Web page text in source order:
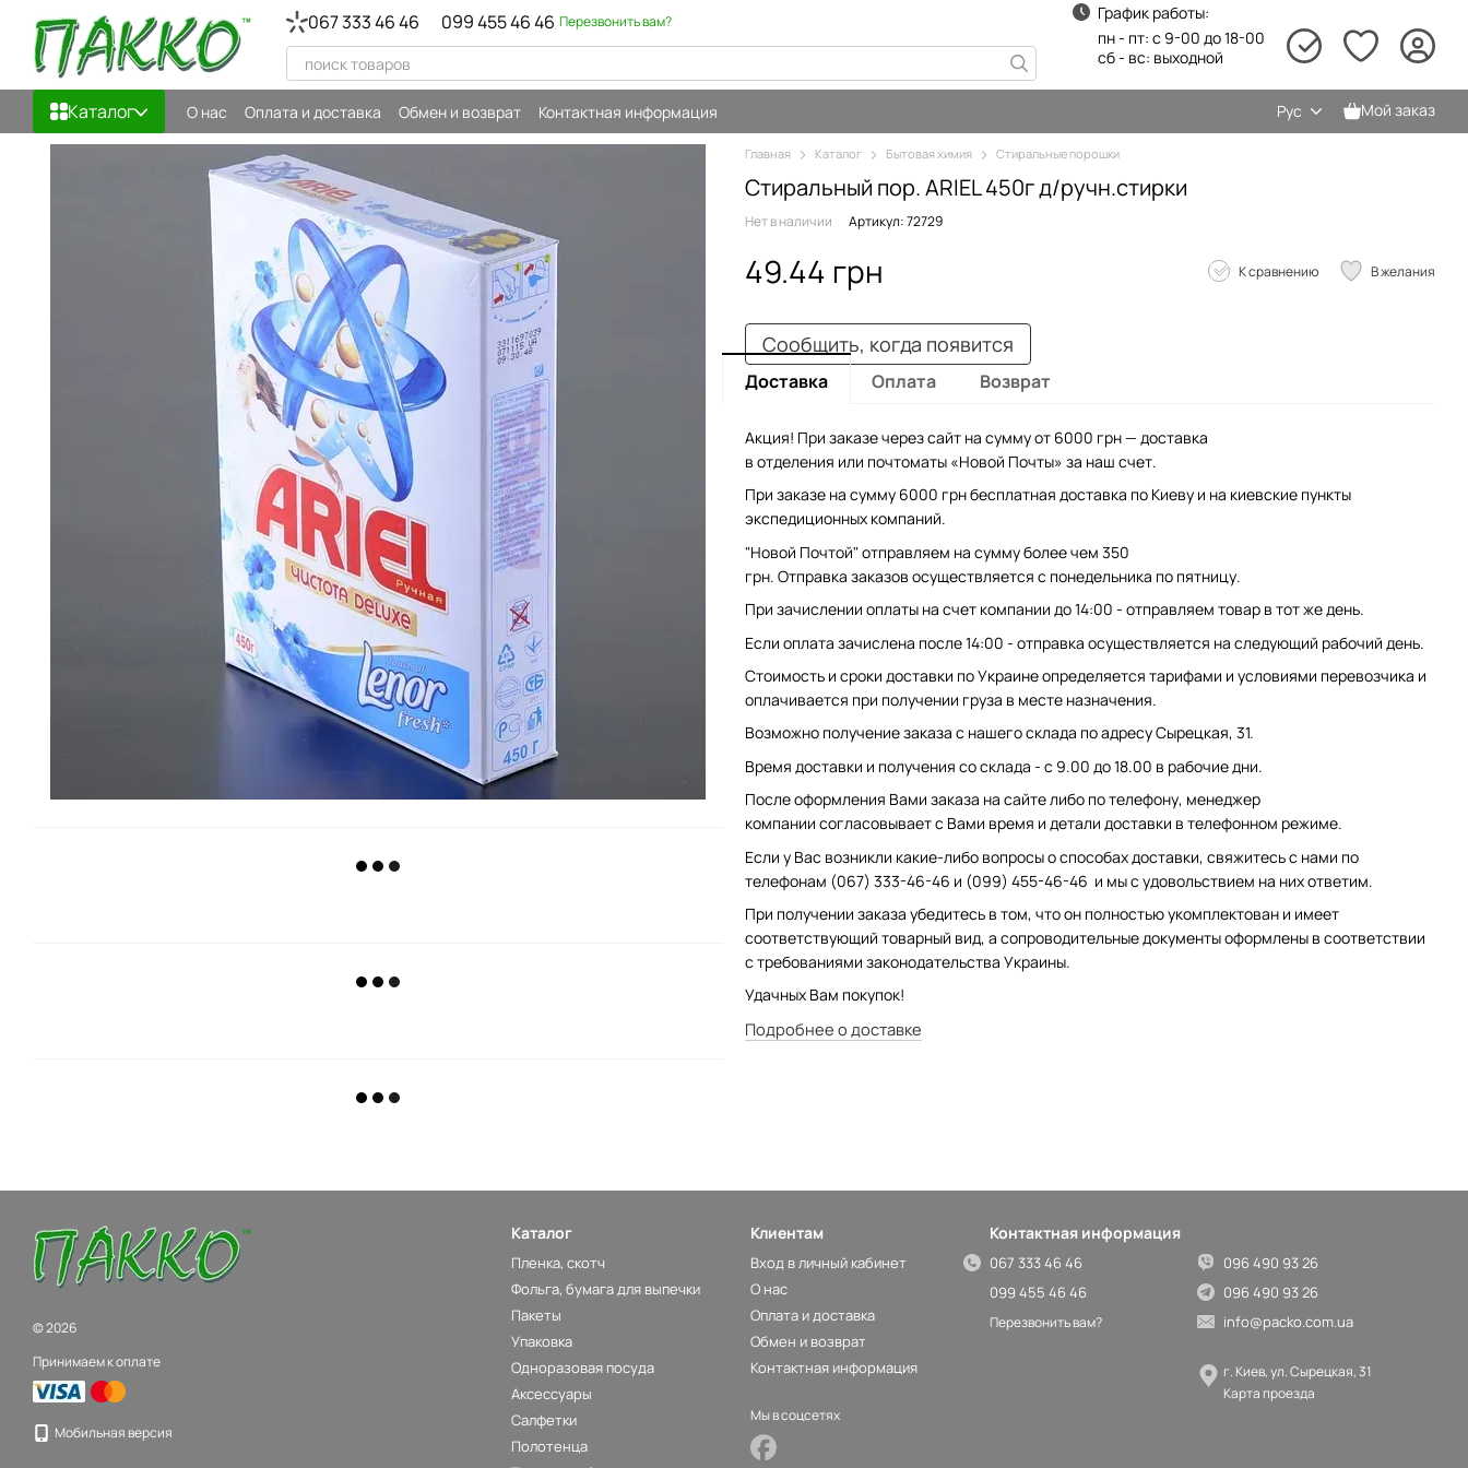
Перейти к основному контенту 067 333 46 46 099 455 46 46 Перезвонить вам?
График работы:
пн - пт: с 9-00 до 18-00
сб - вс: выходной
Каталог О нас Оплата и доставка Обмен и возврат Контактная информация Рус Мой заказ
Главная Каталог Бытовая химия Стиральные порошки
Стиральный пор. ARIEL 450г д/ручн.стирки
Нет в наличии Артикул: 72729
49.44 грн К сравнению В желания
Сообщить, когда появится
Доставка Оплата Возврат
Акция! При заказе через сайт на сумму от 6000 грн — доставка
в отделения или почтоматы «Новой Почты» за наш счет.
При заказе на сумму 6000 грн бесплатная доставка по Киеву и на киевские пункты
экспедиционных компаний.
"Новой Почтой" отправляем на сумму более чем 350
грн. Отправка заказов осуществляется с понедельника по пятницу.
При зачислении оплаты на счет компании до 14:00 - отправляем товар в тот же день.
Если оплата зачислена после 14:00 - отправка осуществляется на следующий рабочий день.
Стоимость и сроки доставки по Украине определяется тарифами и условиями перевозчика и
оплачивается при получении груза в месте назначения.
Возможно получение заказа с нашего склада по адресу Сырецкая, 31.
Время доставки и получения со склада - с 9.00 до 18.00 в рабочие дни.
После оформления Вами заказа на сайте либо по телефону, менеджер
компании согласовывает с Вами время и детали доставки в телефонном режиме.
Если у Вас возникли какие-либо вопросы о способах доставки, свяжитесь с нами по
телефонам (067) 333-46-46 и (099) 455-46-46 и мы с удовольствием на них ответим.
При получении заказа убедитесь в том, что он полностью укомплектован и имеет
соответствующий товарный вид, а сопроводительные документы оформлены в соответствии
с требованиями законодательства Украины.
Удачных Вам покупок!
Подробнее о доставке
© 2026
Принимаем к оплате
Мобильная версия
Каталог
Пленка, скотч
Фольга, бумага для выпечки
Пакеты
Упаковка
Одноразовая посуда
Аксессуары
Салфетки
Полотенца
Клиентам
Вход в личный кабинет
О нас
Оплата и доставка
Обмен и возврат
Контактная информация
Мы в соцсетях
Контактная информация
067 333 46 46
099 455 46 46
Перезвонить вам?
096 490 93 26
096 490 93 26
info@packo.com.ua
г. Киев, ул. Сырецкая, 31
Карта проезда